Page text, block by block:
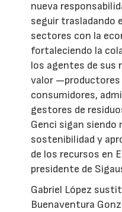
nueva
seguir trasladando
sectores con la
fortaleciendo la
los agentes de sus
valor —productores
consumidores,
gestores de
Genci sigan siendo
sostenibilidad y
de los recursos en
presidente de
Gabriel López
Buenaventura